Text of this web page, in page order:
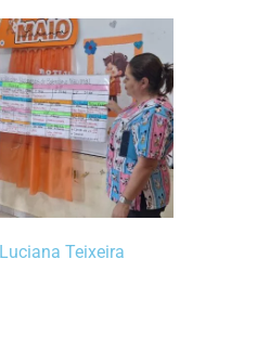
Luciana Teixeira